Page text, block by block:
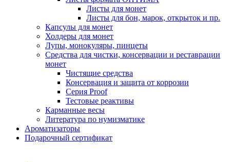
Листы для монет
Листы для бон, марок, открыток и пр.
Капсулы для монет
Холдеры для монет
Лупы, монокуляры, пинцеты
Средства для чистки, консервации и реставрации
монет
Чистящие средства
Консервация и защита от коррозии
Серия Proof
Тестовые реактивы
Карманные весы
Литература по нумизматике
Ароматизаторы
Подарочный сертификат